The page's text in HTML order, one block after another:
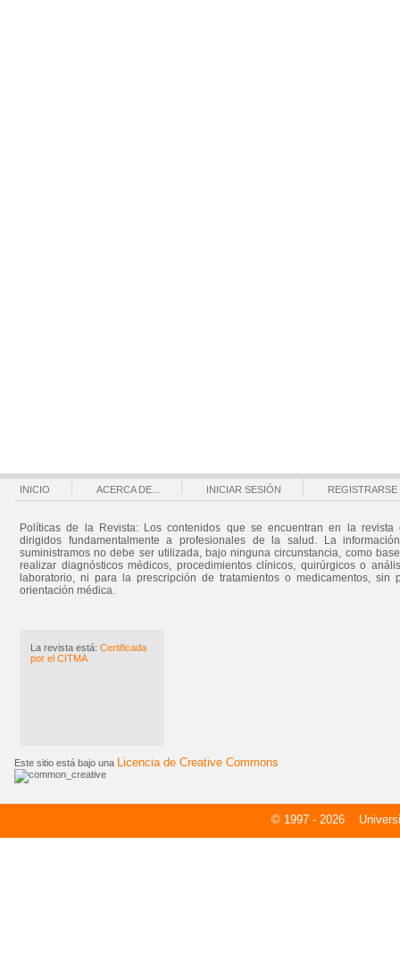
INICIO ACERCA DE... INICIAR SESIÓN REGISTRARSE
Políticas de la Revista: Los contenidos que se encuentran en la revista
dirigidos fundamentalmente a profesionales de la salud. La
suministramos no debe ser utilizada, bajo ninguna circunstancia, como
realizar diagnósticos médicos, procedimientos clínicos, quirúrgicos o
laboratorio, ni para la prescripción de tratamientos o medicamentos, sin
orientación médica.
La revista está: Certificada
por el CITMA
Este sitio está bajo una Licencia de Creative Commons
© 1997 - 2026